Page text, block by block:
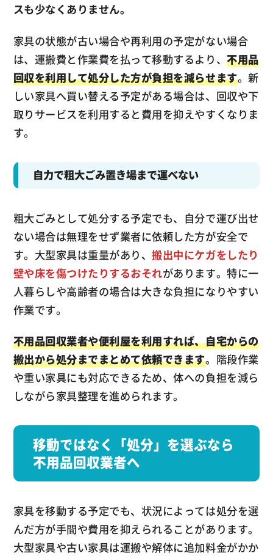
スも少なくありません。
家具の状態が古い場合や再利用の予定がない場合
は、運搬費と作業費を払って移動するより、不用品
回収を利用して処分した方が負担を減らせます。新
しい家具へ買い替える予定がある場合は、回収や下
取りサービスを利用すると費用を抑えやすくなりま
す。
自力で粗大ごみ置き場まで運べない
粗大ごみとして処分する予定でも、自分で運び出せ
ない場合は無理をせず業者に依頼した方が安全で
す。大型家具は重量があり、搬出中にケガをしたり
壁や床を傷つけたりするおそれがあります。特に一
人暮らしや高齢者の場合は大きな負担になりやすい
作業です。
不用品回収業者や便利屋を利用すれば、自宅からの
搬出から処分までまとめて依頼できます。階段作業
や重い家具にも対応できるため、体への負担を減ら
しながら家具整理を進められます。
移動ではなく「処分」を選ぶなら
不用品回収業者へ
家具を移動する予定でも、状況によっては処分を選
んだ方が手間や費用を抑えられることがあります。
大型家具や古い家具は運搬や解体に追加料金がかか